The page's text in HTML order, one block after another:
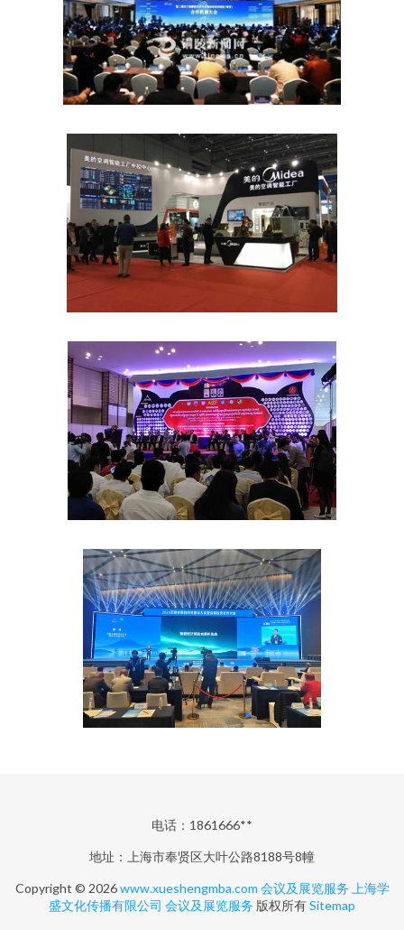
电话：1861666**
地址：上海市奉贤区大叶公路8188号8幢
Copyright © 2026www.xueshengmba.com 会议及展览服务 上海学
盛文化传播有限公司 会议及展览服务 版权所有Sitemap